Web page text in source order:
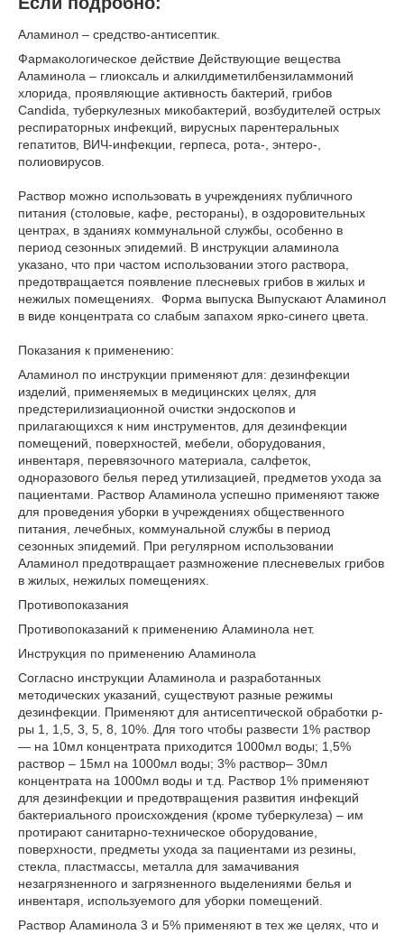
Аламинол – средство-антисептик.
Фармакологическое действие Действующие вещества
Аламинола – глиоксаль и алкилдиметилбензиламмоний
хлорида, проявляющие активность бактерий, грибов
Candida, туберкулезных микобактерий, возбудителей острых
респираторных инфекций, вирусных парентеральных
гепатитов, ВИЧ-инфекции, герпеса, рота-, энтеро-,
полиовирусов.
Раствор можно использовать в учреждениях публичного
питания (столовые, кафе, рестораны), в оздоровительных
центрах, в зданиях коммунальной службы, особенно в
период сезонных эпидемий. В инструкции аламинола
указано, что при частом использовании этого раствора,
предотвращается появление плесневых грибов в жилых и
нежилых помещениях. Форма выпуска Выпускают Аламинол
в виде концентрата со слабым запахом ярко-синего цвета.
Показания к применению:
Аламинол по инструкции применяют для: дезинфекции
изделий, применяемых в медицинских целях, для
предстерилизиационной очистки эндоскопов и
прилагающихся к ним инструментов, для дезинфекции
помещений, поверхностей, мебели, оборудования,
инвентаря, перевязочного материала, салфеток,
одноразового белья перед утилизацией, предметов ухода за
пациентами. Раствор Аламинола успешно применяют также
для проведения уборки в учреждениях общественного
питания, лечебных, коммунальной службы в период
сезонных эпидемий. При регулярном использовании
Аламинол предотвращает размножение плесневелых грибов
в жилых, нежилых помещениях.
Противопоказания
Противопоказаний к применению Аламинола нет.
Инструкция по применению Аламинола
Согласно инструкции Аламинола и разработанных
методических указаний, существуют разные режимы
дезинфекции. Применяют для антисептической обработки р-
ры 1, 1,5, 3, 5, 8, 10%. Для того чтобы развести 1% раствор
― на 10мл концентрата приходится 1000мл воды; 1,5%
раствор – 15мл на 1000мл воды; 3% раствор– 30мл
концентрата на 1000мл воды и т.д. Раствор 1% применяют
для дезинфекции и предотвращения развития инфекций
бактериального происхождения (кроме туберкулеза) – им
протирают санитарно-техническое оборудование,
поверхности, предметы ухода за пациентами из резины,
стекла, пластмассы, металла для замачивания
незагрязненного и загрязненного выделениями белья и
инвентаря, используемого для уборки помещений.
Раствор Аламинола 3 и 5% применяют в тех же целях, что и